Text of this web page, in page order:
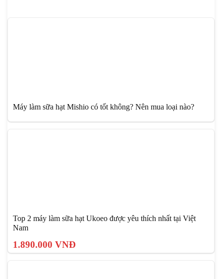
Máy làm sữa hạt Mishio có tốt không? Nên mua loại nào?
Top 2 máy làm sữa hạt Ukoeo được yêu thích nhất tại Việt
Nam
1.890.000 VNĐ